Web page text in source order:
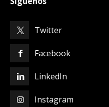
Twitter
Facebook
LinkedIn
Instagram